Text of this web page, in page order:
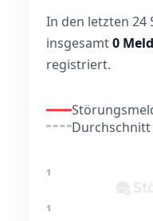
In den letzten 24
insgesamt0
registriert.
Durchschnitt
1
1